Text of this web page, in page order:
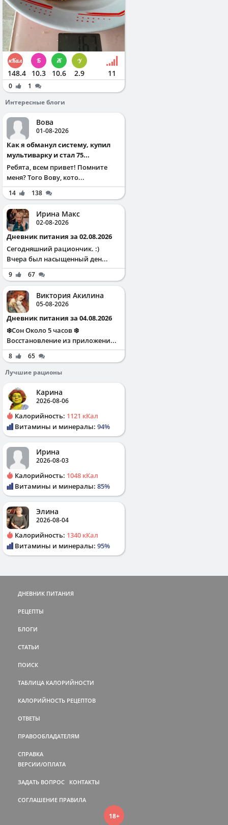
148.4 10.3 10.6 2.9 11
0
1
Интересные блоги
Вова
01-08-2026
Как я обманул систему, купил
мультиварку и стал 75...
Ребята, всем привет! Помните
меня? Того Вову, кото...
14 138
Ирина Макс
02-08-2026
Дневник питания за 02.08.2026
Сегодняшний рациончик. :)
Вчера был насыщенный ден...
9 67
Виктория Акилина
05-08-2026
Дневник питания за 04.08.2026
❄️Сон Около 5 часов ❄️
Восстановление из приложени...
8
65
Лучшие рационы
Карина
2026-08-06
Калорийность: 1121 кКал
Витамины и минералы: 94%
Ирина
2026-08-03
Калорийность: 1048 кКал
Витамины и минералы: 85%
Элина
2026-08-04
Калорийность: 1340 кКал
Витамины и минералы: 95%
ДНЕВНИК ПИТАНИЯ
РЕЦЕПТЫ
БЛОГИ
СТАТЬИ
ПОИСК
ТАБЛИЦА КАЛОРИЙНОСТИ
КАЛОРИЙНОСТЬ РЕЦЕПТОВ
ОТВЕТЫ
ПРАВООБЛАДАТЕЛЯМ
СПРАВКА
ВЕРСИИ/ОПЛАТА
ЗАДАТЬ ВОПРОС КОНТАКТЫ
СОГЛАШЕНИЕ ПРАВИЛА
18+